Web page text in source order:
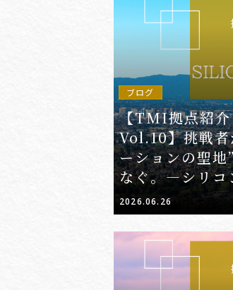
ブログ
【TMI拠点紹
Vol.10】挑戦
ーションの聖
なぐ。―シリコ
ス―
2026.06.26